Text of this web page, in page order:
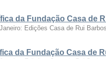
da Fundação Casa de
Edições Casa de Rui
da Fundação Casa de